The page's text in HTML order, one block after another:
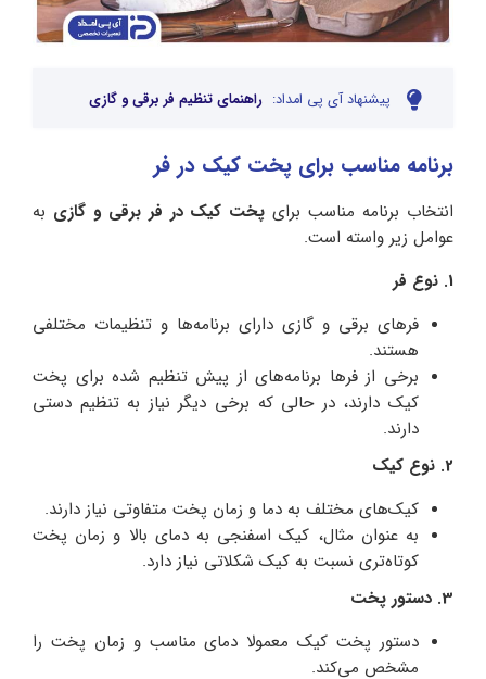
پیشنهاد آی پی امداد: راهنمای تنظیم فر برقی و گازی
برنامه مناسب برای پخت کیک در فر
انتخاب برنامه مناسب برای پخت کیک در فر برقی و گازی به
عوامل زیر واسته است.
1. نوع فر
فرهای برقی و گازی دارای برنامه‌ها و تنظیمات مختلفی
هستند.
برخی از فرها برنامه‌های از پیش تنظیم شده برای پخت
کیک دارند، در حالی که برخی دیگر نیاز به تنظیم دستی
دارند.
2. نوع کیک
کیک‌های مختلف به دما و زمان پخت متفاوتی نیاز دارند.
به عنوان مثال، کیک اسفنجی به دمای بالا و زمان پخت
کوتاه‌‌تری نسبت به کیک شکلاتی نیاز دارد.
3. دستور پخت
دستور پخت کیک معمولا دمای مناسب و زمان پخت را
مشخص می‌کند.